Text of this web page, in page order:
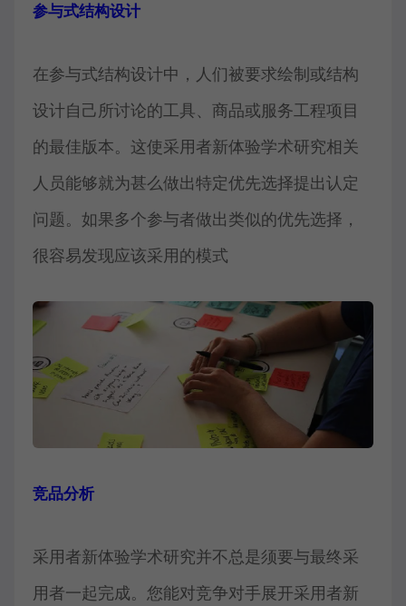
参与式结构设计
在参与式结构设计中，人们被要求绘制或结构
设计自己所讨论的工具、商品或服务工程项目
的最佳版本。这使采用者新体验学术研究相关
人员能够就为甚么做出特定优先选择提出认定
问题。如果多个参与者做出类似的优先选择，
很容易发现应该采用的模式
竞品分析
采用者新体验学术研究并不总是须要与最终采
用者一起完成。您能对竞争对手展开采用者新